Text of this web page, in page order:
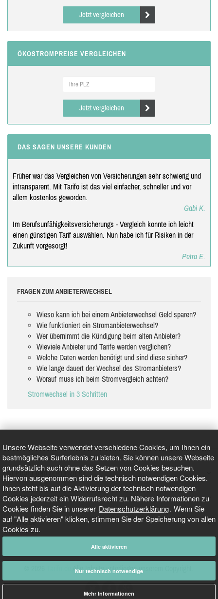
Unsere Webseite verwendet verschiedene Cookies, um Ihnen ein
bestmögliches Surferlebnis zu bieten. Sie können unsere Webseite
grundsätzlich auch ohne das Setzen von Cookies besuchen.
Hiervon ausgenommen sind die technisch notwendigen Cookies.
Ihnen steht bis auf die Aktivierung der technisch notwendigen
Cookies jederzeit ein Widerrufsrecht zu. Nähere Informationen zu
Cookies finden Sie in unserer Datenschutzerklärung. Wenn Sie
auf "Alle aktivieren" klicken, stimmen Sie der Speicherung von allen
Cookies zu.
Alle aktivieren
Nur technisch notwendige
Mehr Informationen
Jetzt vergleichen
ÖKOSTROMPREISE VERGLEICHEN
Jetzt vergleichen
DAS SAGEN UNSERE KUNDEN
Früher war das Vergleichen von Versicherungen sehr schwierig und
intransparent. Mit Tarifo ist das viel einfacher, schneller und vor
allem kostenlos geworden.
Gabi K.
Im Berufsunfähigkeitsversicherungs - Vergleich konnte ich leicht
einen günstigen Tarif auswählen. Nun habe ich für Risiken in der
Zukunft vorgesorgt!
Petra E.
FRAGEN ZUM ANBIETERWECHSEL
Wieso kann ich bei einem Anbieterwechsel Geld sparen?
Wie funktioniert ein Stromanbieterwechsel?
Wer übernimmt die Kündigung beim alten Anbieter?
Wieviele Anbieter und Tarife werden verglichen?
Welche Daten werden benötigt und sind diese sicher?
Wie lange dauert der Wechsel des Stromanbieters?
Worauf muss ich beim Stromvergleich achten?
Stromwechsel in 3 Schritten
GEPRÜFT UND ZERTIFIZIERT
AKTUELLE NACHRICHTEN
TARIFO.DE
Alle Inhalte unterliegen unserem Copyright.